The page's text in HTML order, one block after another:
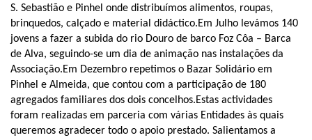
S. Sebastião e Pinhel onde distribuímos alimentos, roupas,
brinquedos, calçado e material didáctico.Em Julho levámos 140
jovens a fazer a subida do rio Douro de barco Foz Côa – Barca
de Alva, seguindo-se um dia de animação nas instalações da
Associação.Em Dezembro repetimos o Bazar Solidário em
Pinhel e Almeida, que contou com a participação de 180
agregados familiares dos dois concelhos.Estas actividades
foram realizadas em parceria com várias Entidades às quais
queremos agradecer todo o apoio prestado. Salientamos a